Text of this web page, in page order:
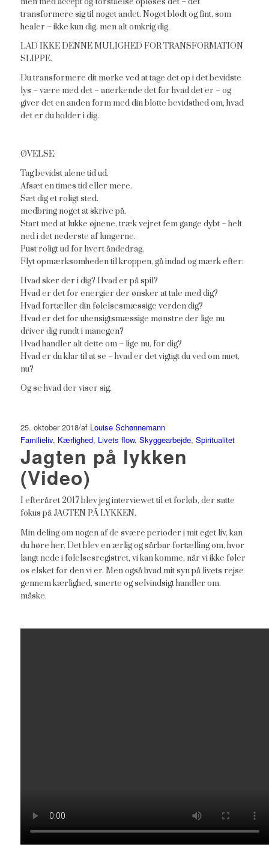
transformere sig til noget andet. Noget blødt og fint, som
healer – ikke kun dig, men alt omkrig dig.
LAD IKKE DENNE MULIGHED FOR TRANSFORMATION
SLIPPE.
Du transformere dit mørke ved at tage det op i det bevidste
lys – være med det – anerkende det for hvad det er – og
giver det en anden form med din blotte bevidsthed om, hvad
det er du holder i dig.
ØVELSE:
Tag bevidst alene tid ud.
Afsæt en times tid eller mere.
Sæt dig et roligt sted.
medbring noget at skrive på.
Start med at lukke øjnene, træk vejret fem gange dybt – helt
ned i det nederste af lungerne.
Pust roligt ud for hvert åndedrag.
Flyt opmærksomheden til kroppen, gå indad og mærk efter:
Hvad sker der i dig? Hvad er på spil?
Hvad er det for energier der ønsker at tale med dig?
Hvad fortæller din følelsesmæssige verden dig?
Hvad er det for uhensigtsmæssige mønstre der lige nu
driver dig rundt i manegen?
Hvad handler alt dette om – lige nu, for dig?
Hvad er du klar til at se – hvad er det vigtigt du ved om nuet,
nu?
Og se hvad der viser sig.
25. oktober 2018/af Louise Schønnemann
Familieliv, Kærlighed, Livets flow, Skyggearbejde, Spiritualitet
Jagten på lykken
(Video)
I efteråret 2017 blev jeg interviewet til et forløb, der satte
fokus på JAGTEN PÅ LYKKEN.
Min deling om nogen af de svære perioder i mit eget liv, kan
du høre her. Det blev en ærlig og sårbar fortælling om, hvor
langt nede i følelsesregistret, vi kan komme, når vi ikke føler
os elsket for den vi er. Men også hvad mit syn på livets rejse
gennem kærlighed, smerte og selvindsigt handler om.
måske.